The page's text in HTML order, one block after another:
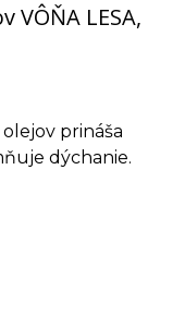
VÔŇA LESA,
prináša
dýchanie.